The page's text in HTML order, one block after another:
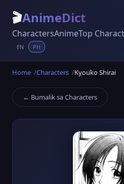
🎬AnimeDict
CharactersAnimeTop
EN PH
Home Characters Kyouko Shirai
← Bumalik sa Characters